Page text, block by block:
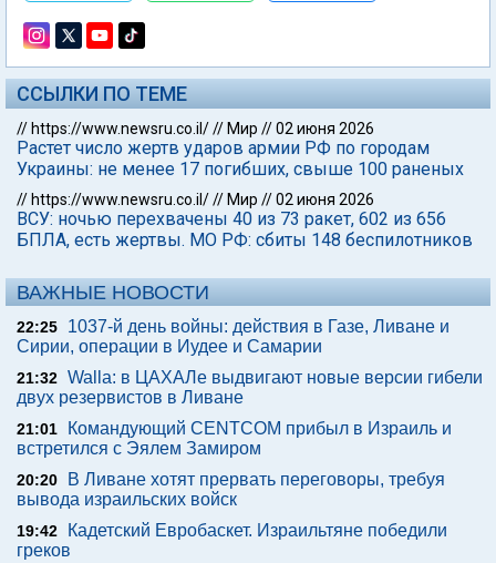
ССЫЛКИ ПО ТЕМЕ
// https://www.newsru.co.il/// Мир //02 июня 2026
Растет число жертв ударов армии РФ по городам
Украины: не менее 17 погибших, свыше 100 раненых
// https://www.newsru.co.il/// Мир //02 июня 2026
ВСУ: ночью перехвачены 40 из 73 ракет, 602 из 656
БПЛА, есть жертвы. МО РФ: сбиты 148 беспилотников
ВАЖНЫЕ НОВОСТИ
22:25
1037-й день войны: действия в Газе, Ливане и
Сирии, операции в Иудее и Самарии
21:32 Walla: в ЦАХАЛе выдвигают новые версии гибели
двух резервистов в Ливане
21:01
Командующий CENTCOM прибыл в Израиль и
встретился с Эялем Замиром
20:20
В Ливане хотят прервать переговоры, требуя
вывода израильских войск
19:42
Кадетский Евробаскет. Израильтяне победили
греков